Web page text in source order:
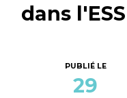
dans
PUBLIÉ LE
29